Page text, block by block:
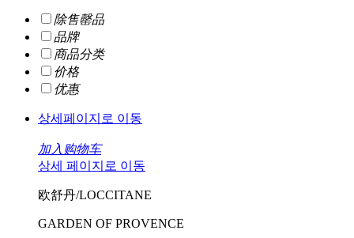
除售罄品
品牌
商品分类
价格
优惠
상세페이지로 이동
加入购物车
상세 페이지로 이동
欧舒丹/LOCCITANE
GARDEN OF PROVENCE